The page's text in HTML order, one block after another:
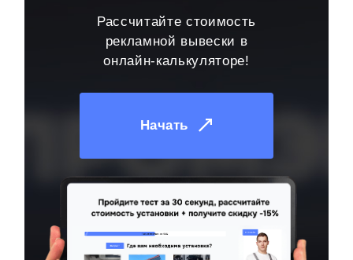
Рассчитайте стоимость
рекламной вывески в
онлайн-калькуляторе!
Начать